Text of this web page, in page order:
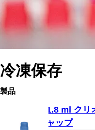
冷凍保存
製品
1.8 ml クリ
ャップ